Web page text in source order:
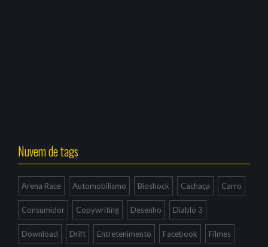
Nuvem de tags
Arena Race Automobilismo Bioshock Cachaça Carro
Consumidor Copywriting Desenho Diablo 3
Download Drift Entretenimento Facebook Filmes